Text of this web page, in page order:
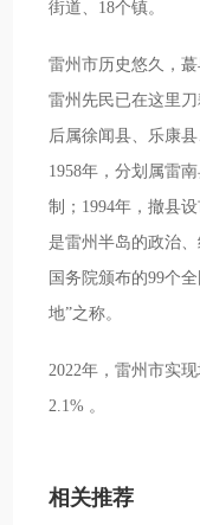
街道、18个镇。
雷州市历史悠久，
雷州先民已在这里
后属徐闻县、乐康
1958年，分划属雷
制；1994年，撤县
是雷州半岛的政治
国务院颁布的99个
地”之称。
2022年，雷州市实
2.1% 。
相关推荐